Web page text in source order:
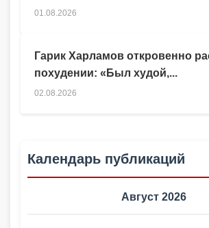
Гарик Харламов откровенно
похудении: «Был худой,...
02.08.2026
01.08.2026
Календарь публикаций
Август 2026